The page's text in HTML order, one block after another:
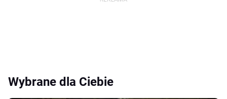
Wybrane dla Ciebie